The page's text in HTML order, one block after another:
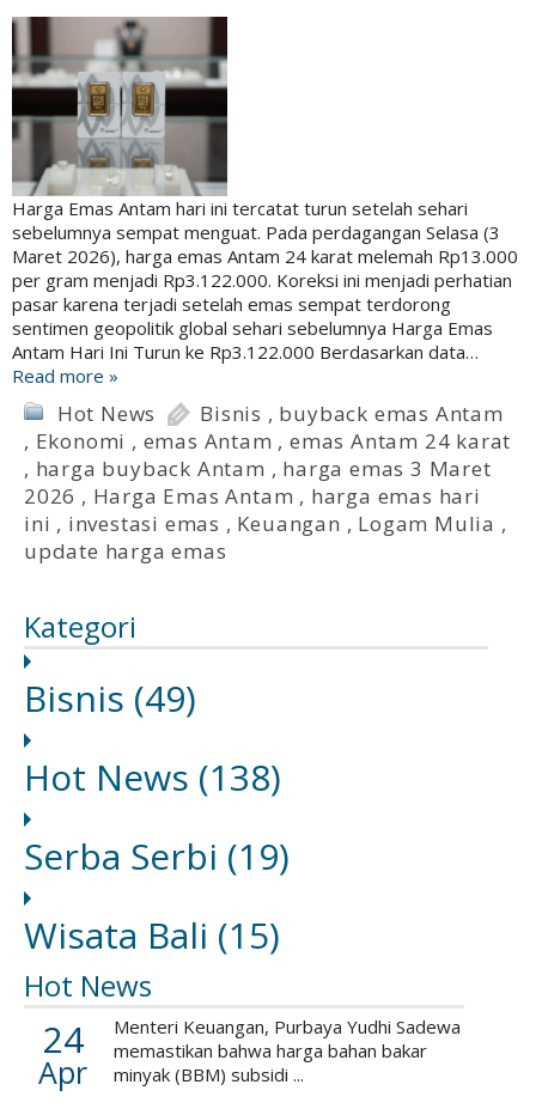
Harga Emas Antam hari ini tercatat turun setelah sehari
sebelumnya sempat menguat. Pada perdagangan Selasa (3
Maret 2026), harga emas Antam 24 karat melemah Rp13.000
per gram menjadi Rp3.122.000. Koreksi ini menjadi perhatian
pasar karena terjadi setelah emas sempat terdorong
sentimen geopolitik global sehari sebelumnya Harga Emas
Antam Hari Ini Turun ke Rp3.122.000 Berdasarkan data…
Read more »
Hot News Bisnis , buyback emas Antam
, Ekonomi , emas Antam ,emas Antam 24 karat
, harga buyback Antam , harga emas 3 Maret
2026 , Harga Emas Antam , harga emas hari
ini , investasi emas , Keuangan , Logam Mulia ,
update harga emas
Kategori
Bisnis (49)
Hot News (138)
Serba Serbi (19)
Wisata Bali (15)
Hot News
24
Apr
Menteri Keuangan, Purbaya Yudhi Sadewa
memastikan bahwa harga bahan bakar
minyak (BBM) subsidi ...